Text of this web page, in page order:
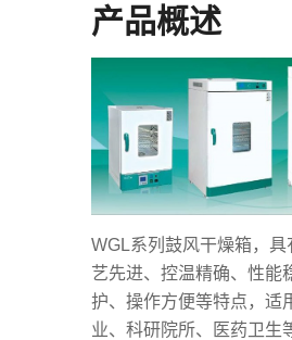
产品概述
WGL系列鼓风干燥箱，具
艺先进、控温精确、性能
护、操作方便等特点，适
业、科研院所、医药卫生